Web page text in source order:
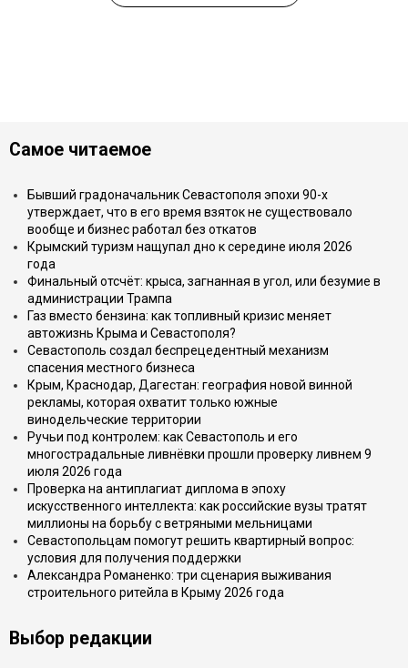
Самое читаемое
Бывший градоначальник Севастополя эпохи 90-х
утверждает, что в его время взяток не существовало
вообще и бизнес работал без откатов
Крымский туризм нащупал дно к середине июля 2026
года
Финальный отсчёт: крыса, загнанная в угол, или безумие в
администрации Трампа
Газ вместо бензина: как топливный кризис меняет
автожизнь Крыма и Севастополя?
Севастополь создал беспрецедентный механизм
спасения местного бизнеса
Крым, Краснодар, Дагестан: география новой винной
рекламы, которая охватит только южные
винодельческие территории
Ручьи под контролем: как Севастополь и его
многострадальные ливнёвки прошли проверку ливнем 9
июля 2026 года
Проверка на антиплагиат диплома в эпоху
искусственного интеллекта: как российские вузы тратят
миллионы на борьбу с ветряными мельницами
Севастопольцам помогут решить квартирный вопрос:
условия для получения поддержки
Александра Романенко: три сценария выживания
строительного ритейла в Крыму 2026 года
Выбор редакции